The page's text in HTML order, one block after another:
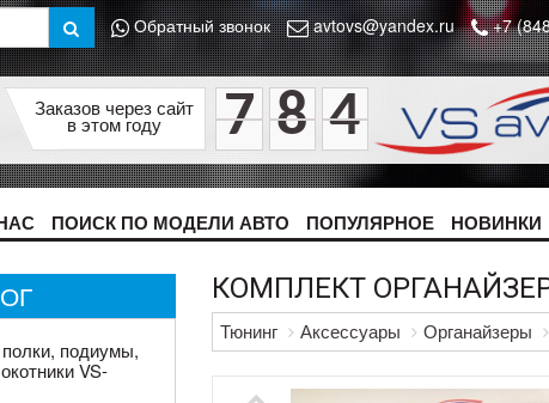
Обратный звонок avtovs@yandex.ru +7
Заказов через сайт
в этом году 7 8 4
ПОИСК ПО МОДЕЛИ АВТО ПОПУЛЯРНОЕ НОВИНКИ
подиумы,
VS-
КОМПЛЕКТ
Тюнинг Аксессуары Органайзеры